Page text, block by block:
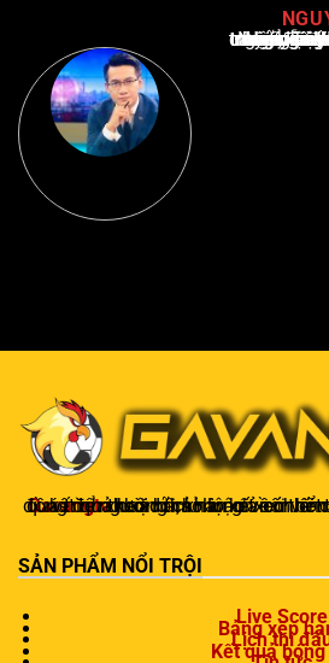
Nguyễn Văn Minh là một trong những chuyên gia hàng đầu về báo cáo tin tức thể thao tại
Gavangtv
không chỉ là nơi xem bóng mà còn là một cộng đồng để người hâm mộ kết nối và trao đổi cảm xúc. Trong quá trình theo dõi, khán giả
SẢN PHẨM NỔI TRỘI
Live Score
Bảng xếp
Lịch thi
Kết quả